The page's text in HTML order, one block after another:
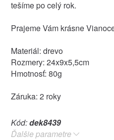
tešíme po celý rok.
Prajeme Vám krásne
Materiál: drevo
Rozmery: 24x9x5,5cm
Hmotnosť: 80g
Záruka: 2 roky
Kód:dek8439
Ďalšie parametre